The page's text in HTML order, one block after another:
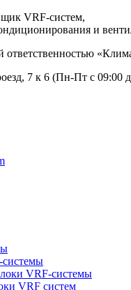
VRF-cистем,
и
ответственностью
7 к 6 (Пн-Пт с 09:00
системы
VRF-cистемы
VRF cистем